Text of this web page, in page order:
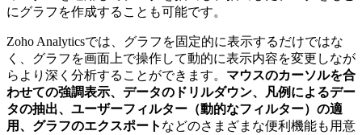
にグラフを作成することも可能です。
Zoho Analyticsでは、グラフを固定的に表示するだけではな
く、グラフを画面上で操作して動的に表示内容を変更しなが
らより深く分析することができます。 マウスのカーソルを合
わせての強調表示、データのドリルダウン、凡例によるデー
タの抽出、ユーザーフィルター（動的なフィルター）の適
用、グラフのエクスポート などのさまざまな便利機能も用意